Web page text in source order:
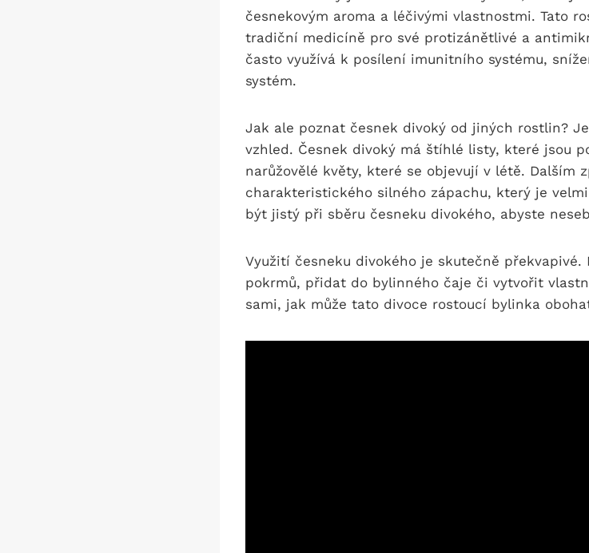
česnekovým aroma a léčivými⁤ vlastnostmi. ‍Tato
⁤tradiční‌ medicíně⁤ pro své protizánětlivé a⁣
často využívá k posílení imunitního⁤ systému,
systém.
Jak ⁤ale poznat česnek ⁣divoký ⁢od jiných rostlin?
vzhled. Česnek divoký⁢ má štíhlé listy, které jsou
narůžovělé květy, které se objevují v létě. Dalším
charakteristického silného zápachu, který je
být ⁢jistý při sběru česneku divokého, abyste
Využití česneku divokého je skutečně
pokrmů, přidat do ⁢bylinného ‌čaje ⁤či vytvořit⁣
sami, jak⁤ může tato divoce rostoucí bylinka